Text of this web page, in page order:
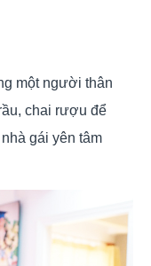
một người thân
chai rượu để
gái yên tâm